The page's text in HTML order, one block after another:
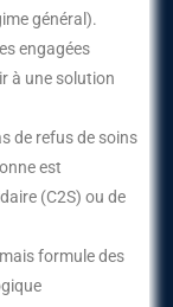
général).
engagées
à une solution
de refus de soins
est
(C2S) ou de
formule des